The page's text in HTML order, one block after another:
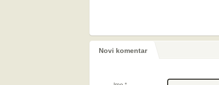
Novi komentar